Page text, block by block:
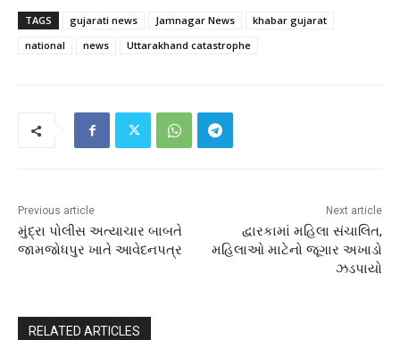
TAGS gujarati news Jamnagar News
khabar gujarat
national
news Uttarakhand catastrophe
Previous article
મુંદ્રા પોલીસ અત્યાચાર બાબતે
જામજોધપુર ખાતે આવેદનપત્ર
Next article
દ્વારકામાં મહિલા સંચાલિત,
મહિલાઓ માટેનો જૂગાર અખાડો
ઝડપાયો
RELATED ARTICLES